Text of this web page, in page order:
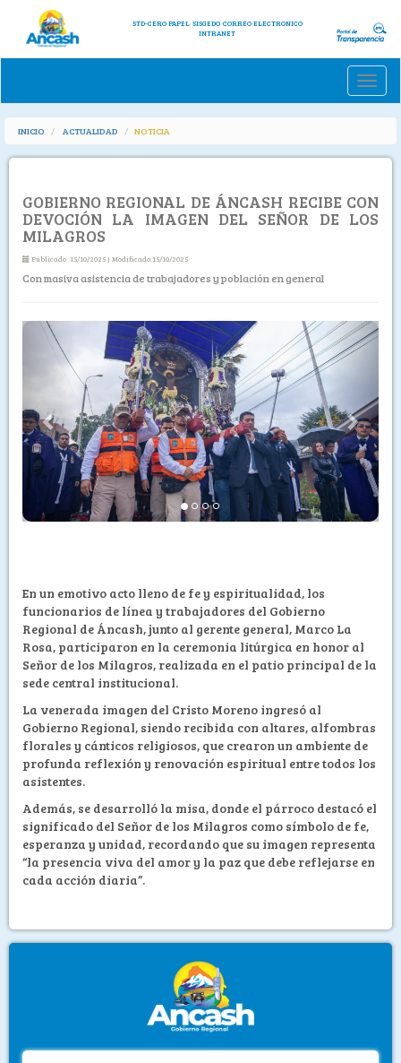
STD-CERO PAPEL SISGEDO CORREO ELECTRONICO
INTRANET
Toggle
INICIO ACTUALIDAD NOTICIA
GOBIERNO REGIONAL DE ÁNCASH RECIBE CON
DEVOCIÓN LA IMAGEN DEL SEÑOR DE LOS
MILAGROS
Publicado :15/10/2025 | Modificado:15/10/2025
Con masiva asistencia de trabajadores y población en general
Previous Next
En un emotivo acto lleno de fe y espiritualidad, los
funcionarios de línea y trabajadores del Gobierno
Regional de Áncash, junto al gerente general, Marco La
Rosa, participaron en la ceremonia litúrgica en honor al
Señor de los Milagros, realizada en el patio principal de la
sede central institucional.
La venerada imagen del Cristo Moreno ingresó al
Gobierno Regional, siendo recibida con altares, alfombras
florales y cánticos religiosos, que crearon un ambiente de
profunda reflexión y renovación espiritual entre todos los
asistentes.
Además, se desarrolló la misa, donde el párroco destacó el
significado del Señor de los Milagros como símbolo de fe,
esperanza y unidad, recordando que su imagen representa
“la presencia viva del amor y la paz que debe reflejarse en
cada acción diaria”.